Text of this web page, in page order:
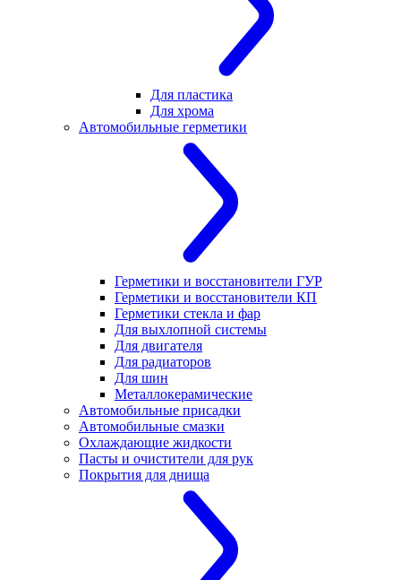
Для пластика
Для хрома
Автомобильные герметики
Герметики и восстановители ГУР
Герметики и восстановители КП
Герметики стекла и фар
Для выхлопной системы
Для двигателя
Для радиаторов
Для шин
Металлокерамические
Автомобильные присадки
Автомобильные смазки
Охлаждающие жидкости
Пасты и очистители для рук
Покрытия для днища